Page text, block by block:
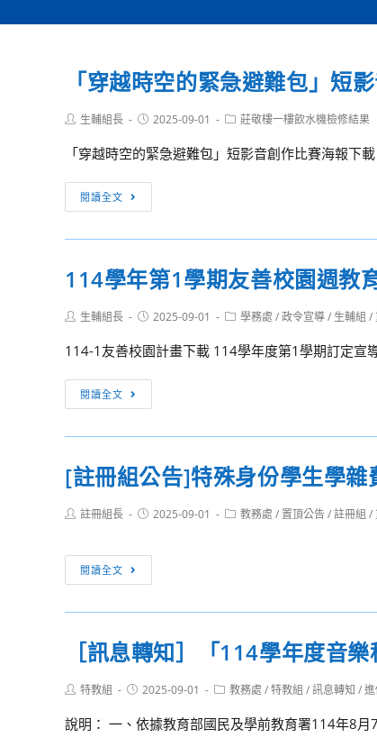
「穿越時空的緊急避難包」短
Post生輔組長
Post2025-09-01
Post莊敬樓一樓飲水機檢修結果
「穿越時空的緊急避難包」短影音創作比賽海報下載
閱讀全文
越
時
的
急
避
短
創
比
請
踴
加。
114學年第1學期友善校園週教
Post生輔組長
Post2025-09-01
Post學務處 /政令宣導/ 生輔組 /
114-1友善校園計畫下載 114學年度第1學期訂定宣
閱讀全文
學
年
1
期
校
教
宣
導
活
[註冊組公告]特殊身份學生學雜
Post註冊組長
Post2025-09-01
Post教務處 / 置頂公告/註冊組 /
閱讀全文
冊
組
告]
殊
身
［訊息轉知］「114學年度音
Post特教組
Post2025-09-01
Post教務處 /特教組 /訊息轉知 /
說明： 一、依據教育部國民及學前教育署114年8